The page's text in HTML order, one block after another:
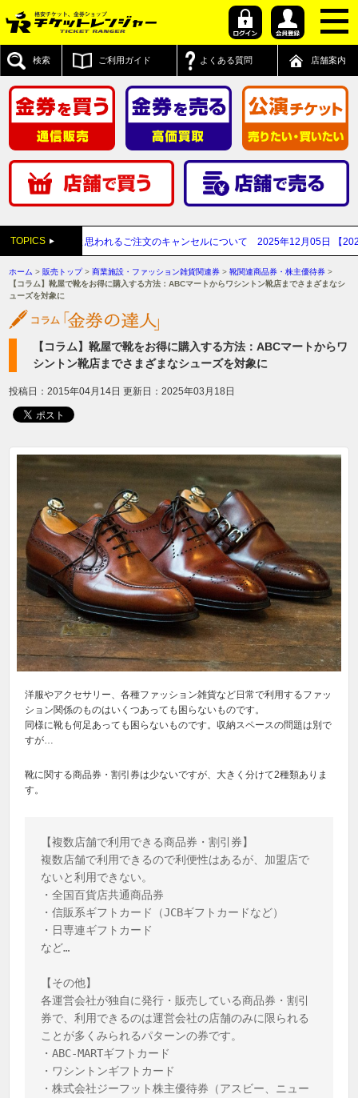
検索 ご利用ガイド よくある質問 店舗案内
TOPICS
業者と思われるご注文のキャンセルについて 2025年12月05日 【2025年～
ホーム > 販売トップ>商業施設・ファッション雑貨関連券 >靴関連商品券・株主優待券 >
【コラム】靴屋で靴をお得に購入する方法：ABCマートからワシントン靴店までさまざまなシ
ューズを対象に
【コラム】靴屋で靴をお得に購入する方法：ABCマートからワ
シントン靴店までさまざまなシューズを対象に
投稿日：2015年04月14日 更新日：2025年03月18日
洋服やアクセサリー、各種ファッション雑貨など日常で利用するファッ
ション関係のものはいくつあっても困らないものです。
同様に靴も何足あっても困らないものです。収納スペースの問題は別で
すが…
靴に関する商品券・割引券は少ないですが、大きく分けて2種類ありま
す。
【複数店舗で利用できる商品券・割引券】
複数店舗で利用できるので利便性はあるが、加盟店で
ないと利用できない。
・全国百貨店共通商品券
・信販系ギフトカード（JCBギフトカードなど）
・日専連ギフトカード
など…
【その他】
各運営会社が独自に発行・販売している商品券・割引
券で、利用できるのは運営会社の店舗のみに限られる
ことが多くみられるパターンの券です。
・ABC-MARTギフトカード
・ワシントンギフトカード
・株式会社ジーフット株主優待券（アスビー、ニュー